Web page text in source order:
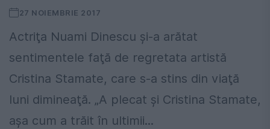
27 NOIEMBRIE 2017
Actriţa Nuami Dinescu şi-a arătat
sentimentele faţă de regretata artistă
Cristina Stamate, care s-a stins din viaţă
luni dimineaţă. „A plecat și Cristina Stamate,
așa cum a trăit în ultimii...